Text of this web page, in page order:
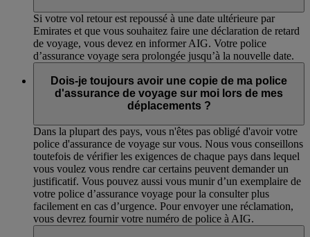
Si votre vol retour est repoussé à une date ultérieure par
Emirates et que vous souhaitez faire une déclaration de retard
de voyage, vous devez en informer AIG. Votre police
d’assurance voyage sera prolongée jusqu’à la nouvelle date.
Dois-je toujours avoir une copie de ma police
d'assurance de voyage sur moi lors de mes
déplacements ?
Dans la plupart des pays, vous n'êtes pas obligé d'avoir votre
police d'assurance de voyage sur vous. Nous vous conseillons
toutefois de vérifier les exigences de chaque pays dans lequel
vous voulez vous rendre car certains peuvent demander un
justificatif. Vous pouvez aussi vous munir d’un exemplaire de
votre police d’assurance voyage pour la consulter plus
facilement en cas d’urgence. Pour envoyer une réclamation,
vous devrez fournir votre numéro de police à AIG.